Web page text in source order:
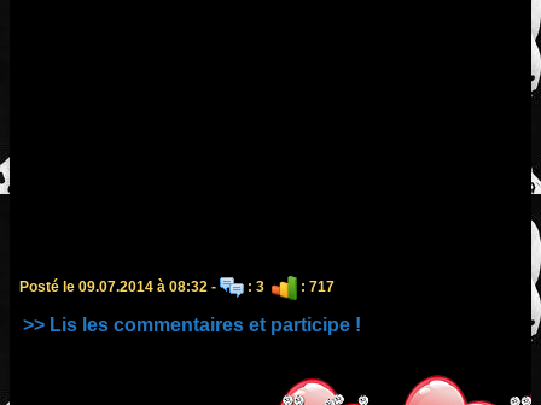
Posté le 09.07.2014 à 08:32 - : 3 : 717
>> Lis les commentaires et participe !